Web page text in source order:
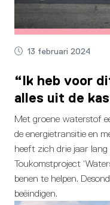
13 februari 2024
“Ik heb voor
alles uit de
Met groene waterstof
de energietransitie en
heeft zich drie jaar lang
Toukomstproject
benen te helpen.
beëindigen.